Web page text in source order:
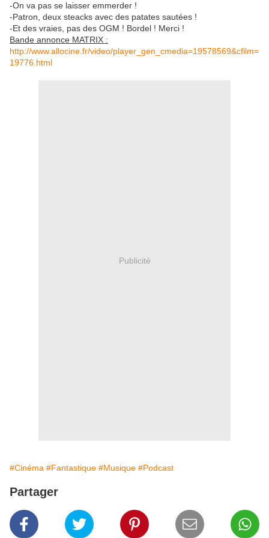
-On va pas se laisser emmerder !
-Patron, deux steacks avec des patates sautées !
-Et des vraies, pas des OGM ! Bordel ! Merci !
Bande annonce MATRIX :
http://www.allocine.fr/video/player_gen_cmedia=19578569&cfilm=
19776.html
Publicité
#Cinéma #Fantastique #Musique #Podcast
Partager